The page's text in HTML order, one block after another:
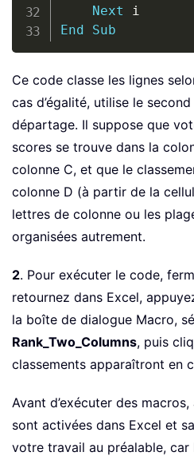
Next
End
Sub
Ce code classe les lignes
cas d’égalité, utilise le
départage. Il suppose que
scores se trouve dans la
colonne C, et que le
colonne D (à partir de la
lettres de colonne ou les
organisées autrement.
2. Pour exécuter le code,
retournez dans Excel,
la boîte de dialogue Macro,
Rank_Two_Columns, puis
classements apparaîtront en
Avant d’exécuter des macros,
sont activées dans Excel et
votre travail au préalable, car